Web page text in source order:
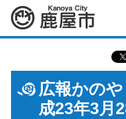
鹿屋市
広報かの
成23年3月